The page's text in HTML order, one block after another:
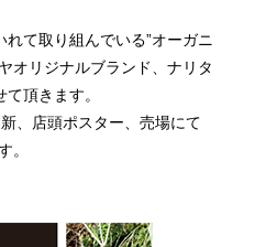
れて取り組んでいる”オーガニ
リジナルブランド、 ナリタ
頂きます。
、店頭ポスター、売場にて
。